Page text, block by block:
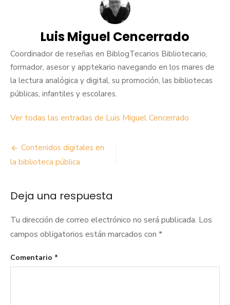
Luis Miguel Cencerrado
Coordinador de reseñas en BiblogTecarios Bibliotecario,
formador, asesor y apptekario navegando en los mares de
la lectura analógica y digital, su promoción, las bibliotecas
públicas, infantiles y escolares.
Ver todas las entradas de Luis Miguel Cencerrado
Navegación
de
Contenidos digitales en
la biblioteca pública
Deja una respuesta
Tu dirección de correo electrónico no será publicada. Los
campos obligatorios están marcados con *
Comentario *